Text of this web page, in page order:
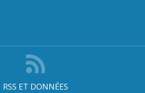
RSS ET DONNÉES